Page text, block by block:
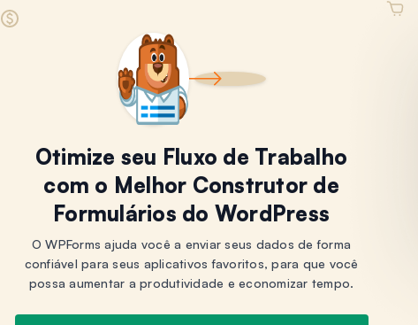
Otimize seu Fluxo de Trabalho
com o Melhor Construtor de
Formulários do WordPress
O WPForms ajuda você a enviar seus dados de forma
confiável para seus aplicativos favoritos, para que você
possa aumentar a produtividade e economizar tempo.